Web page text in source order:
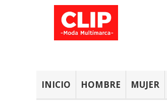
INICIO HOMBRE MUJER